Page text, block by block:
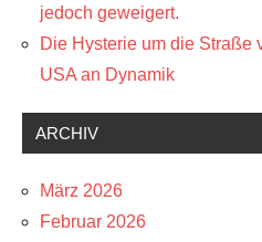
jedoch geweigert.
Die Hysterie um die Straße
USA an Dynamik
ARCHIV
März 2026
Februar 2026